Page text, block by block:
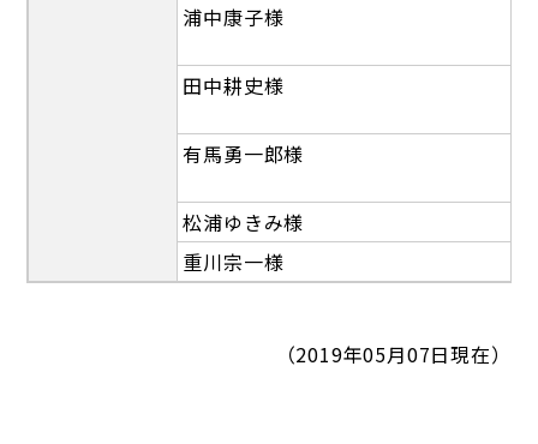
浦中康子様
田中耕史様
有馬勇一郎様
松浦ゆきみ様
重川宗一様
（2019年05月07日現在）